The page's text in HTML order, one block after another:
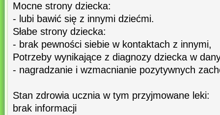
Mocne strony dziecka:
- lubi bawić się z innymi dziećmi.
Słabe strony dziecka:
- brak pewności siebie w kontaktach z innymi,
Potrzeby wynikające z diagnozy dziecka w
- nagradzanie i wzmacnianie pozytywnych
Stan zdrowia ucznia w tym przyjmowane leki:
brak informacji